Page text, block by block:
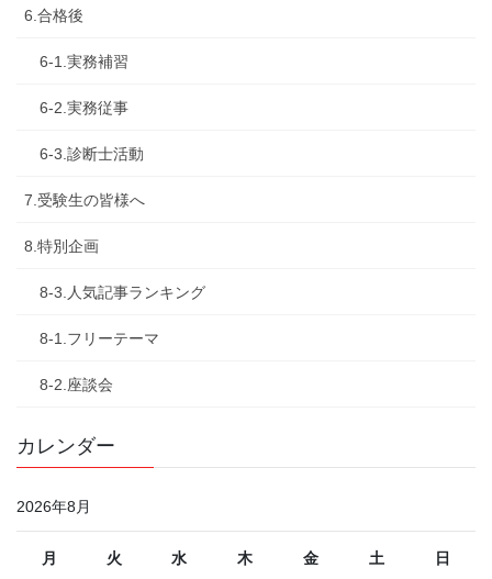
6.合格後
6-1.実務補習
6-2.実務従事
6-3.診断士活動
7.受験生の皆様へ
8.特別企画
8-3.人気記事ランキング
8-1.フリーテーマ
8-2.座談会
カレンダー
2026年8月
月 火 水 木 金 土 日